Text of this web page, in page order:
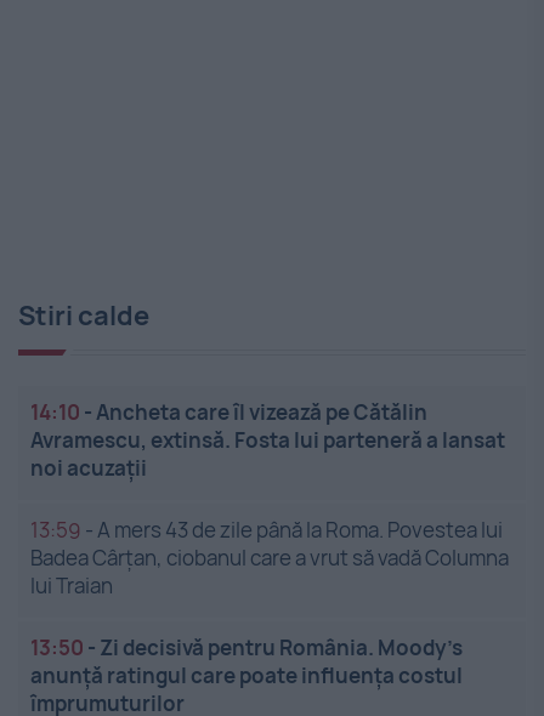
Stiri calde
14:10 -Ancheta care îl vizează pe Cătălin
Avramescu, extinsă. Fosta lui parteneră a lansat
noi acuzații
13:59 -A mers 43 de zile până la Roma. Povestea lui
Badea Cârțan, ciobanul care a vrut să vadă Columna
lui Traian
13:50 - Zi decisivă pentru România. Moody’s
anunță ratingul care poate influența costul
împrumuturilor